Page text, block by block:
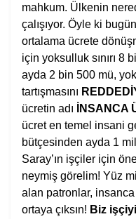
mahkum. Ülkenin
çalışıyor. Öyle ki
ortalama ücrete
için yoksulluk sınırı 8
ayda 2 bin 500 mü,
tartışmasını
ücretin adı İNSANCA
ücret en temel insani
bütçesinden ayda 1
Saray’ın işçiler için
neymiş görelim! Yüz
alan patronlar,
ortaya çıksın! Biz